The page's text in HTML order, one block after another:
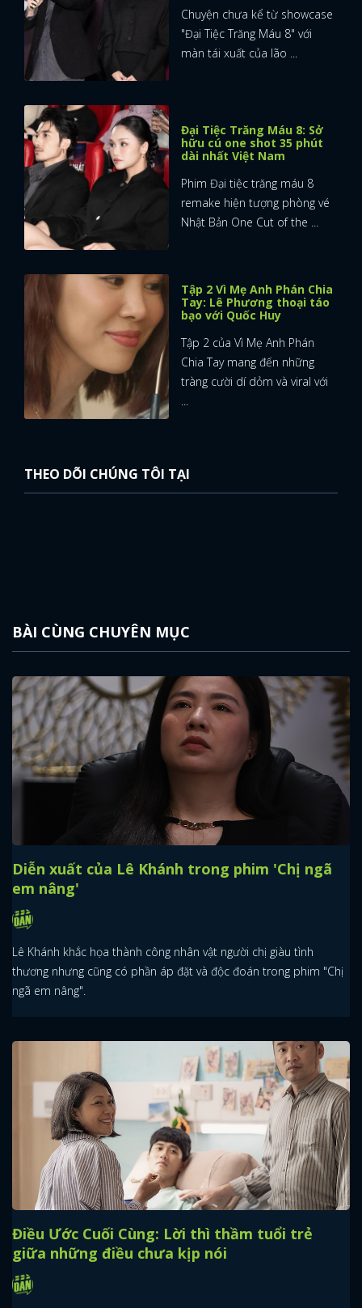
Chuyện chưa kể từ showcase
"Đại Tiệc Trăng Máu 8" với
màn tái xuất của lão ...
Đại Tiệc Trăng Máu 8: Sở
hữu cú one shot 35 phút
dài nhất Việt Nam
Phim Đại tiệc trăng máu 8
remake hiện tượng phòng vé
Nhật Bản One Cut of the ...
Tập 2 Vì Mẹ Anh Phán Chia
Tay: Lê Phương thoại táo
bạo với Quốc Huy
Tập 2 của Vì Mẹ Anh Phán
Chia Tay mang đến những
tràng cười dí dỏm và viral với
THEO DÕI CHÚNG TÔI TẠI
BÀI CÙNG CHUYÊN MỤC
Diễn xuất của Lê Khánh trong phim 'Chị ngã
em nâng'
Lê Khánh khắc họa thành công nhân vật người chị giàu tình
thương nhưng cũng có phần áp đặt và độc đoán trong phim "Chị
ngã em nâng".
Điều Ước Cuối Cùng: Lời thì thầm tuổi trẻ
giữa những điều chưa kịp nói